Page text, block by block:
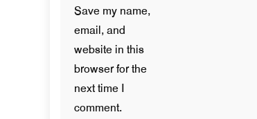
Save my name,
email, and
website in this
browser for the
next time I
comment.